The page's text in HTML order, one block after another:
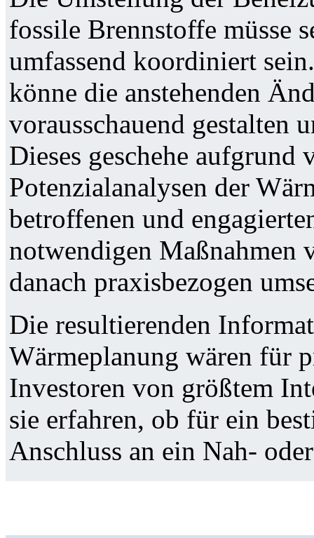
fossile Brennstoffe müsse
umfassend koordiniert
könne die anstehenden
vorausschauend gestalten
Dieses geschehe aufgrund
Potenzialanalysen der
betroffenen und
notwendigen Maßnahmen
danach praxisbezogen
Die resultierenden
Wärmeplanung wären für
Investoren von größtem
sie erfahren, ob für ein
Anschluss an ein Nah-